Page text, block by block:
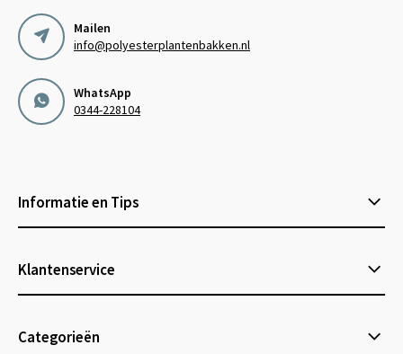
Mailen
info@polyesterplantenbakken.nl
WhatsApp
0344-228104
Informatie en Tips
Klantenservice
Categorieën